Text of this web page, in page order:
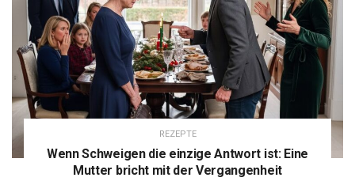
REZEPTE
Wenn Schweigen die einzige Antwort ist: Eine
Mutter bricht mit der Vergangenheit